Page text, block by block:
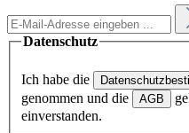
Datenschutz
Ich habe die
genommen und die
AGB
einverstanden.